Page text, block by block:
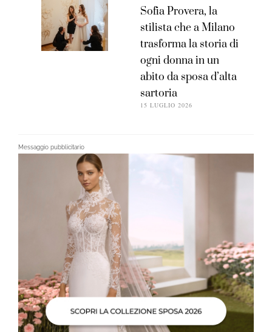
Sofia Provera, la
stilista che a Milano
trasforma la storia di
ogni donna in un
abito da sposa d’alta
sartoria
15 LUGLIO 2026
Messaggio pubblicitario